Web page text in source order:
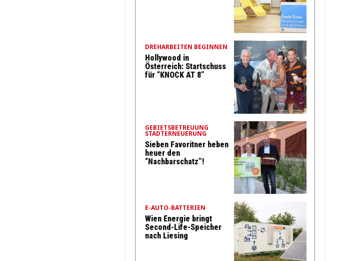
DREHARBEITEN BEGINNEN
Hollywood in
Österreich: Startschuss
für “KNOCK AT 8”
GEBIETSBETREUUNG
STADTERNEUERUNG
Sieben Favoritner heben
heuer den
“Nachbarschatz”!
E-AUTO-BATTERIEN
Wien Energie bringt
Second-Life-Speicher
nach Liesing